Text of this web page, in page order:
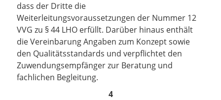
dass der Dritte die
Weiterleitungsvoraussetzungen der Nummer 12
VVG zu § 44 LHO erfüllt. Darüber hinaus enthält
die Vereinbarung Angaben zum Konzept sowie
den Qualitätsstandards und verpflichtet den
Zuwendungsempfänger zur Beratung und
fachlichen Begleitung.
4